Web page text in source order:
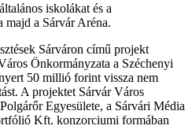
iskolákat és a
majd a Sárvár Aréna.
Sárváron című projekt
Önkormányzata a Széchenyi
50 millió forint vissza nem
A projektet Sárvár Város
Egyesülete, a Sárvári Média
Kft. konzorciumi formában